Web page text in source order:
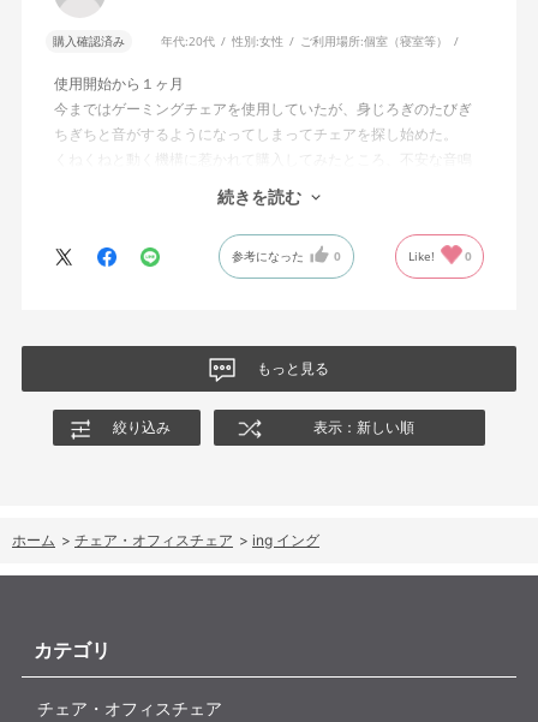
購入確認済み 年代:20代 性別:女性 ご利用場所:個室（寝室等）
使用開始から１ヶ月
今まではゲーミングチェアを使用していたが、身じろぎのたびぎ
ちぎちと音がするようになってしまってチェアを探し始めた。
くねくねと動く機構に惹かれて購入してみたところ、不安な音鳴
りは無くなった！但し座る時と立つ時はカッチョンと音がする。
これは座っていない時に椅子が倒れないように立ち上がると水平
に保つ機構があるようだ。
絵を描くのと、ゲームをするためのデスクで使用しているためお
尻についてくるフレキシブルな座面が嬉しい。
続きを読む
参考になった 0 Like! 0
もっと見る
絞り込み 表示：新しい順
ホーム > チェア・オフィスチェア > ing イング
カテゴリ
チェア・オフィスチェア